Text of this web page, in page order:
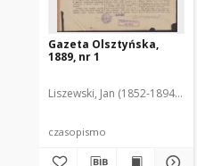
Gazeta Olsztyńska,
1889, nr 1
Liszewski, Jan (1852-1894). Red.
czasopismo